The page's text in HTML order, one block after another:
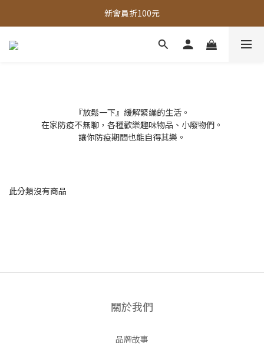
全館，滿888超取免運｜滿1500宅配免運
新會員折100元
全館現貨商品，3個工作天內出貨
『放鬆一下』緩解緊繃的生活。
在家防疫不無聊，各種歡樂趣味物品、小廢物們。
讓你防疫期間也能自得其樂。
此分類沒有商品
關於我們
品牌故事